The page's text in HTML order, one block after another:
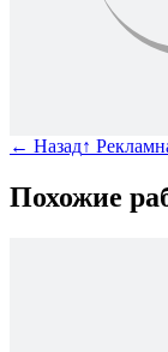
← Назад↑
Похожие